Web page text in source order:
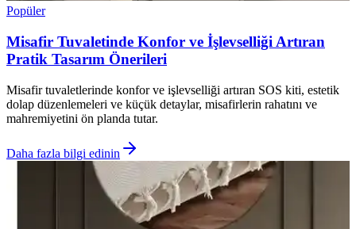
Popüler
Misafir Tuvaletinde Konfor ve İşlevselliği Artıran
Pratik Tasarım Önerileri
Misafir tuvaletlerinde konfor ve işlevselliği artıran SOS kiti, estetik
dolap düzenlemeleri ve küçük detaylar, misafirlerin rahatını ve
mahremiyetini ön planda tutar.
Daha fazla bilgi edinin